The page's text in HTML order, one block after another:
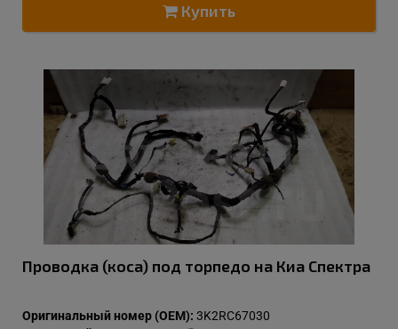
Купить
Проводка (коса) под торпедо на Киа Спектра
Оригинальный номер (OEM): 3K2RC67030